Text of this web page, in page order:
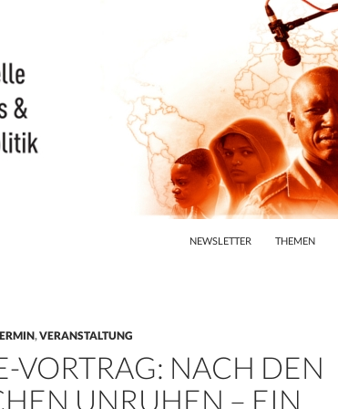
NEWSLETTER
THEMEN
,VERANSTALTUNG
VORTRAG: NACH DEN
UNRUHEN – EIN